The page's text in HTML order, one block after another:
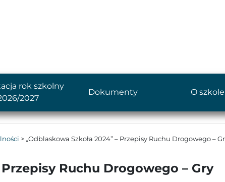
rok szkolny
2027
Dokumenty O szkole
> „Odblaskowa Szkoła 2024” – Przepisy Ruchu Drogowego –
Przepisy Ruchu Drogowego – Gry